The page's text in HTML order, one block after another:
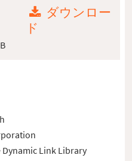
ダウンロー
ド
Dynamic Link Library